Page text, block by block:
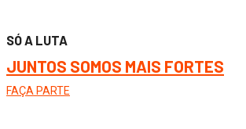
SÓ A LUTA
JUNTOS SOMOS MAIS FORTES
FAÇA PARTE